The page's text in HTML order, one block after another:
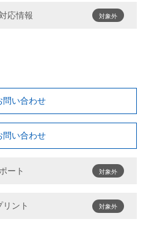
応情報 対象外
問い合わせ
問い合わせ
ート 対象外
リント 対象外